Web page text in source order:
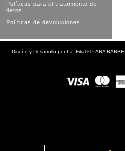
Políticas para el tratamiento de
datos
Políticas de devoluciones
Diseño y Desarrollo porLa_Filial ©PARA